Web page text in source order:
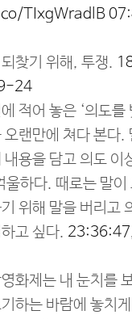
TIxgWradlB
찾기 위해, 투쟁.
24
적어 놓은 ‘의도를
오랜만에 쳐다 본다.
내용을 담고 의도 이
울하다. 때로는 말이
위해 말을 버리고
고 싶다.
화제는 내 눈치를
하는 바람에 놓치